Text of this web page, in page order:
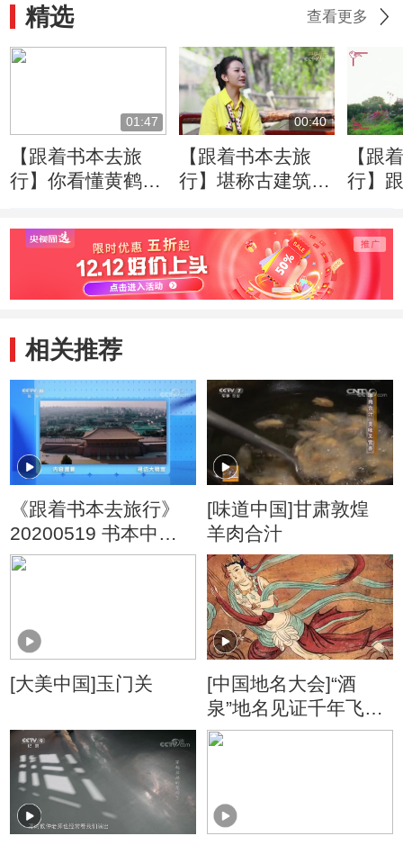
精选 查看更多
01:47
【跟着书本去旅
行】你看懂黄鹤楼
听康震老师怎么
讲！
00:40
【跟着书本去旅
行】堪称古建筑里
震老师都佩服
【跟
行】
快来
有多美
相关推荐
《跟着书本去旅行》
20200519 书本中的
建筑——寻访大明宫
[味道中国]甘肃敦煌
羊肉合汁
[大美中国]玉门关
[中国地名大会]“酒
泉”地名见证千年飞天
梦 酒泉卫星发射中心